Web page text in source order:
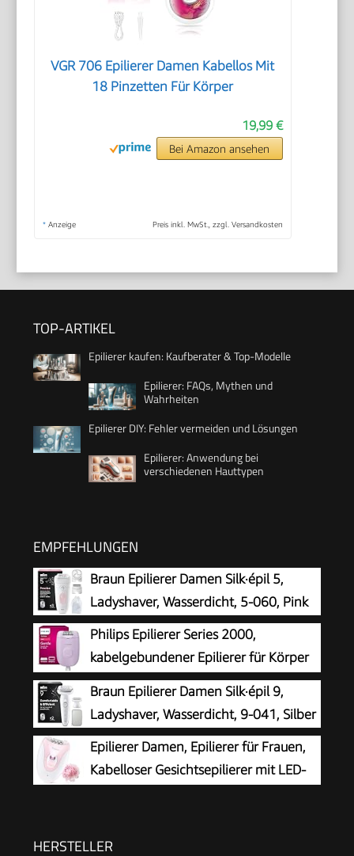
VGR 706 Epilierer Damen Kabellos Mit
18 Pinzetten Für Körper
19,99 €
Bei Amazon ansehen
* Anzeige Preis inkl. MwSt., zzgl. Versandkosten
TOP-ARTIKEL
Epilierer kaufen: Kaufberater & Top-Modelle
Epilierer: FAQs, Mythen und
Wahrheiten
Epilierer DIY: Fehler vermeiden und Lösungen
Epilierer: Anwendung bei
verschiedenen Hauttypen
EMPFEHLUNGEN
Braun Epilierer Damen Silk·épil 5,
Ladyshaver, Wasserdicht, 5-060, Pink
Philips Epilierer Series 2000,
kabelgebundener Epilierer für Körper
und empfindliche Bereiche, epilieren
und rasieren, Haarentferner für Damen, Modell
BRE237/00
Braun Epilierer Damen Silk·épil 9,
Ladyshaver, Wasserdicht, 9-041, Silber
Epilierer Damen, Epilierer für Frauen,
Kabelloser Gesichtsepilierer mit LED-
HERSTELLER